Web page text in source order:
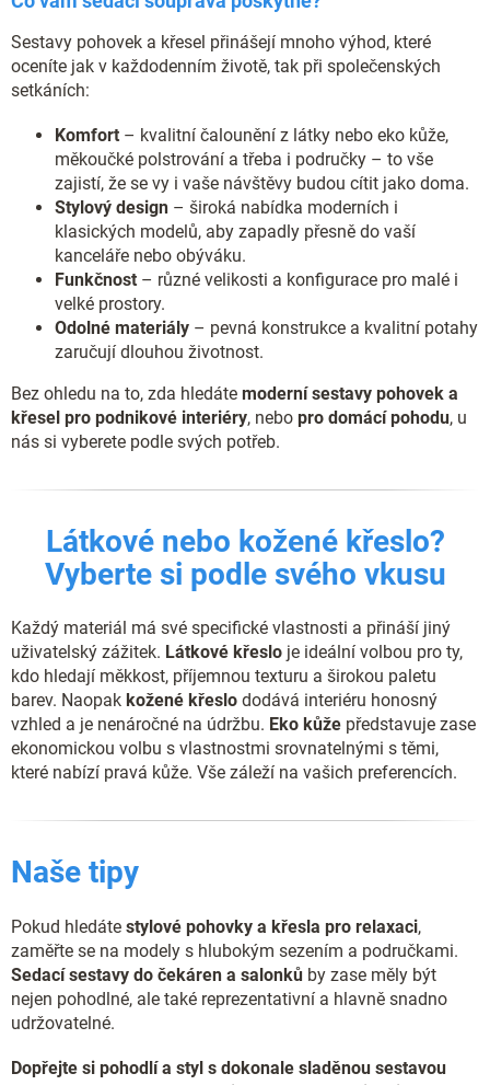
Sestavy pohovek a křesel přinášejí mnoho výhod, které
oceníte jak v každodenním životě, tak při společenských
setkáních:
Komfort – kvalitní čalounění z látky nebo eko kůže,
měkoučké polstrování a třeba i područky – to vše
zajistí, že se vy i vaše návštěvy budou cítit jako doma.
Stylový design – široká nabídka moderních i
klasických modelů, aby zapadly přesně do vaší
kanceláře nebo obýváku.
Funkčnost – různé velikosti a konfigurace pro malé i
velké prostory.
Odolné materiály – pevná konstrukce a kvalitní potahy
zaručují dlouhou životnost.
Bez ohledu na to, zda hledáte moderní sestavy pohovek a
křesel pro podnikové interiéry, nebo pro domácí pohodu, u
nás si vyberete podle svých potřeb.
Látkové nebo kožené křeslo?
Vyberte si podle svého vkusu
Každý materiál má své specifické vlastnosti a přináší jiný
uživatelský zážitek. Látkové křeslo je ideální volbou pro ty,
kdo hledají měkkost, příjemnou texturu a širokou paletu
barev. Naopak kožené křeslo dodává interiéru honosný
vzhled a je nenáročné na údržbu. Eko kůže představuje zase
ekonomickou volbu s vlastnostmi srovnatelnými s těmi,
které nabízí pravá kůže. Vše záleží na vašich preferencích.
Naše tipy
Pokud hledáte stylové pohovky a křesla pro relaxaci,
zaměřte se na modely s hlubokým sezením a područkami.
Sedací sestavy do čekáren a salonků by zase měly být
nejen pohodlné, ale také reprezentativní a hlavně snadno
udržovatelné.
Dopřejte si pohodlí a styl s dokonale sladěnou sestavou